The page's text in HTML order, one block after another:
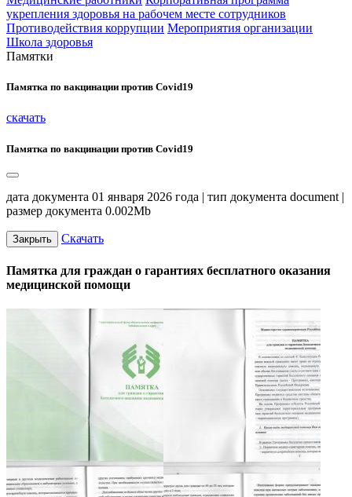
укрепления здоровья на рабочем месте сотрудников
Противодействия коррупции Мероприятия организации
Школа здоровья
Памятки
Памятка по вакцинации против Covid19
скачать
Памятка по вакцинации против Covid19
дата документа 01 января 2026 года | тип документа document |
размер документа 0.002Mb
Закрыть Скачать
Памятка для граждан о гарантиях бесплатного оказания
медицинской помощи